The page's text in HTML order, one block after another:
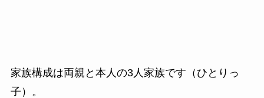
家族構成は両親と本人の3人家族です（ひとりっ
子）。